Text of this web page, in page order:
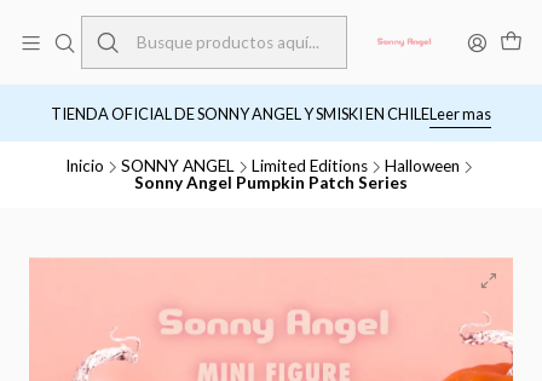
TIENDA OFICIAL DE SONNY ANGEL Y SMISKI EN CHILELeer mas
Inicio SONNY ANGEL Limited Editions
Halloween
Sonny Angel Pumpkin Patch Series